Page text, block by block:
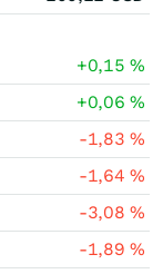
+0,15%
+0,06%
-1,83%
-1,64%
-3,08%
-1,89%